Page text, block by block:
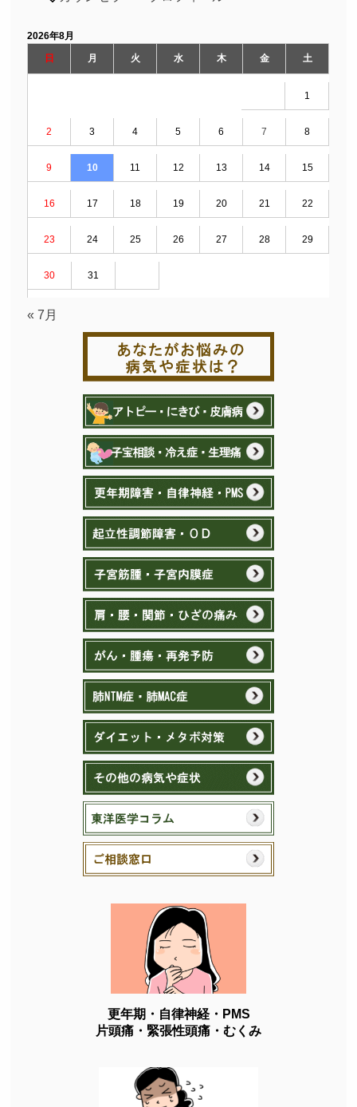
2026年8月
日
月 火 水 木 金 土
1
2 3 4 5 6 7 8
9 10 11 12 13 14 15
16 17 18 19 20 21 22
23 24 25 26 27 28 29
30 31
« 7月
更年期・自律神経・PMS
片頭痛・緊張性頭痛・むくみ